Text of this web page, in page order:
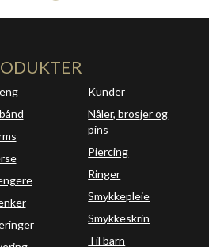
Kunder
Nåler, brosjer og
pins
Piercing
Ringer
Smykkepleie
Smykkeskrin
Til barn